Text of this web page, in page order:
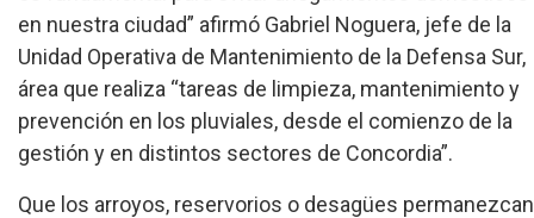
en nuestra ciudad” afirmó Gabriel Noguera, jefe de la
Unidad Operativa de Mantenimiento de la Defensa Sur,
área que realiza “tareas de limpieza, mantenimiento y
prevención en los pluviales, desde el comienzo de la
gestión y en distintos sectores de Concordia”.
Que los arroyos, reservorios o desagües permanezcan